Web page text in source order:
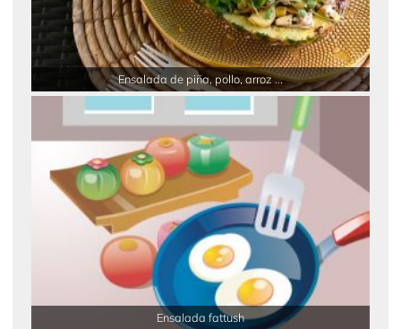
Ensalada de piña, pollo, arroz ...
Ensalada fattush